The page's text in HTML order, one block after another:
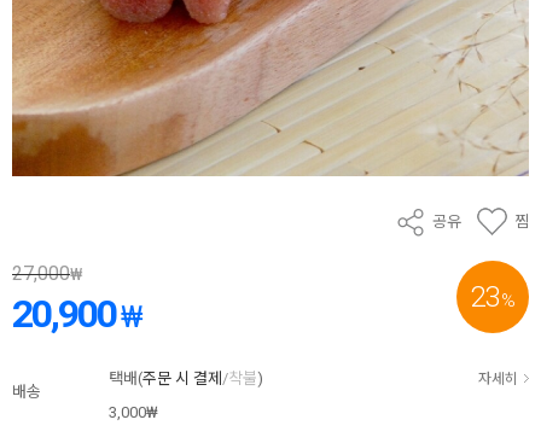
공유 찜
23%
27,000₩
20,900₩
배송
택배(주문 시 결제 /착불) 자세히
3,000₩